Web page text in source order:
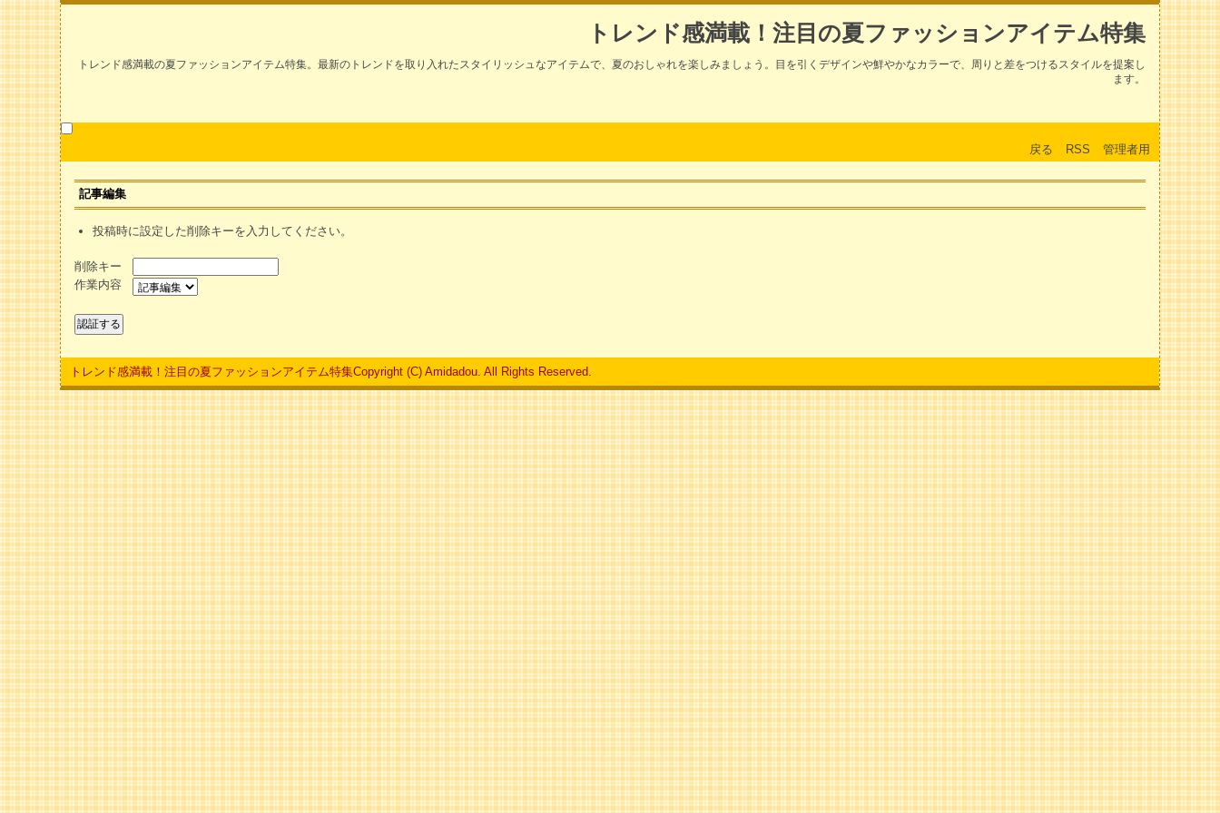
トレンド感満載！注目の夏ファッションアイテム特集
トレンド感満載の夏ファッションアイテム特集。最新のトレンドを取り入れたスタイリッシュなアイテムで、夏のおしゃれを楽しみましょう。目を引くデザインや鮮やかなカラーで、周りと差をつけるスタイルを提案し
ます。
戻る RSS 管理者用
記事編集
投稿時に設定した削除キーを入力してください。
削除キー
作業内容
トレンド感満載！注目の夏ファッションアイテム特集Copyright (C) Amidadou. All Rights Reserved.